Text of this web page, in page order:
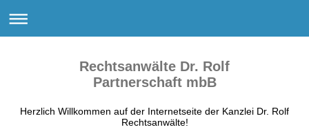
Rechtsanwälte Dr. Rolf
Partnerschaft mbB
Herzlich Willkommen auf der Internetseite der Kanzlei Dr. Rolf
Rechtsanwälte!